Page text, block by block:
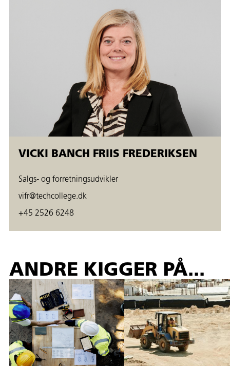
VICKI BANCH FRIIS FREDERIKSEN
Salgs- og forretningsudvikler
vifr@techcollege.dk
+45 2526 6248
ANDRE KIGGER PÅ...